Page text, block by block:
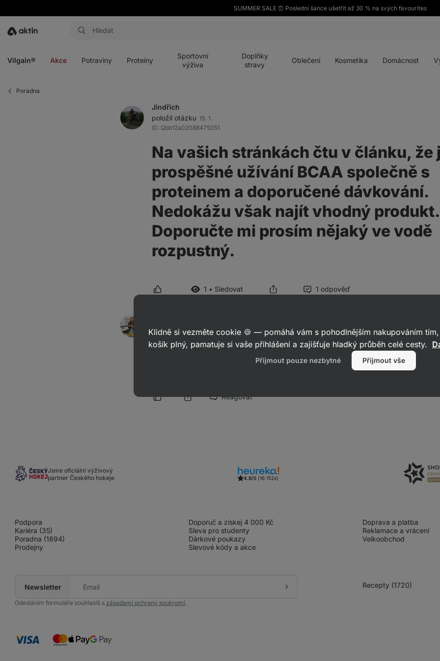
SUMMER SALE ⏰ Poslední šance ušetřit až 30 % na svých favourites
Aktin
Vilgain® Akce Potraviny Proteiny
Sportovní
výživa
Doplňky
stravy
Oblečení Kosmetika Domácnost
Poradna
Jindřich
položil otázku 15. 1.
ID: Qbb12a02088475051
Na vašich stránkách čtu v článku, že
prospěšné užívání BCAA společně s
proteinem a doporučené dávkování.
Nedokážu však najít vhodný produkt.
Doporučte mi prosím nějaký ve vodě
rozpustný.
1 • Sledovat 1 odpověď
ID: A95435d3e313549fe
Dobrý den, syrovátkový protien obsahuje sám o sobě vysoké množství BCAA i EAA.
k proteinu bychom doporučili právě EAA - jsou zde všechny esenciální aminokyseliny
Reagovat
Jsme oficiální výživový
partner Českého hokeje
4.8/5 (16 152x)
Podpora
Kariéra (35)
Poradna (1894)
Prodejny
Doporuč a získej 4 000 Kč
Sleva pro studenty
Dárkové poukazy
Slevové kódy a akce
Doprava a platba
Reklamace a vrácení
Velkoobchod
Newsletter
mail
Přihlásit
Odesláním formuláře souhlasíš s zásadami ochrany soukromí.
Recepty (1720)
Klidně si vezměte cookie 🍪 — pomáhá vám s pohodlnějším nakupováním
košík plný, pamatuje si vaše přihlášení a zajišťuje hladký průběh celé cesty.
Přijmout pouze nezbytné Přijmout vše